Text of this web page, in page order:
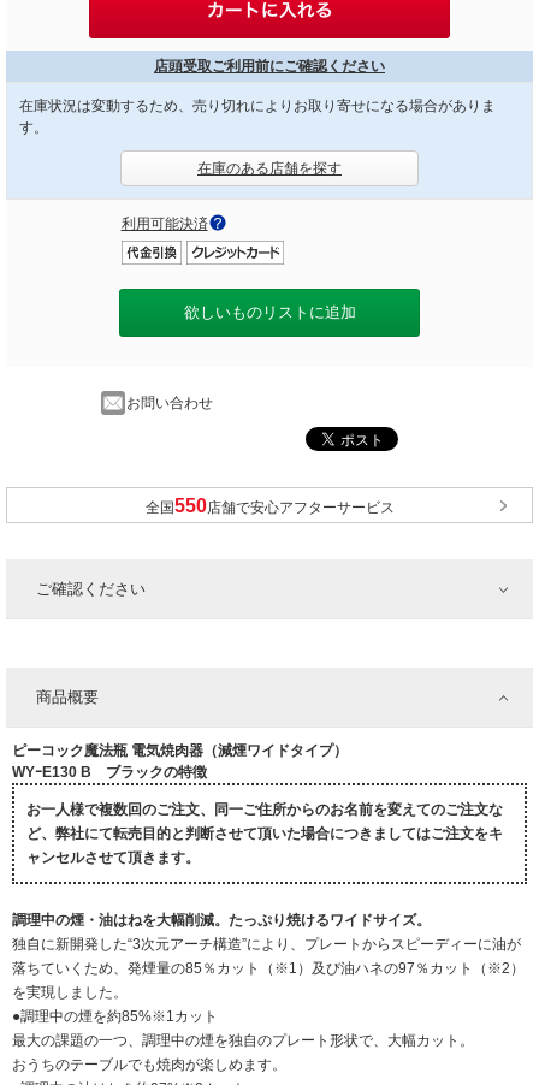
店頭受取ご利用前にご確認ください
在庫状況は変動するため、売り切れによりお取り寄せになる場合がありま
す。
在庫のある店舗を探す
利用可能決済
欲しいものリストに追加
お問い合わせ
全国 店舗で安心アフターサービス
ご確認ください
商品概要
ピーコック魔法瓶 電気焼肉器（減煙ワイドタイプ）
WYｰE130 B ブラックの特徴
お一人様で複数回のご注文、同一ご住所からのお名前を変えてのご注文な
ど、弊社にて転売目的と判断させて頂いた場合につきましてはご注文をキ
ャンセルさせて頂きます。
調理中の煙・油はねを大幅削減。たっぷり焼けるワイドサイズ。
独自に新開発した“3次元アーチ構造”により、プレートからスピーディーに油が
落ちていくため、発煙量の85％カット（※1）及び油ハネの97％カット（※2）
を実現しました。
●調理中の煙を約85%※1カット
最大の課題の一つ、調理中の煙を独自のプレート形状で、大幅カット。
おうちのテーブルでも焼肉が楽しめます。